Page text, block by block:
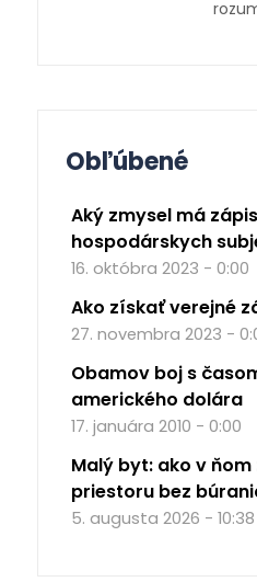
Obľúbené
Aký zmysel má
hospodárskych
16. októbra 2023 - 0:00
Ako získať verejné
27. novembra 2023 -
Obamov boj s
amerického dolára
17. januára 2010 - 0:00
Malý byt: ako v
priestoru bez
5. augusta 2026 - 10:38